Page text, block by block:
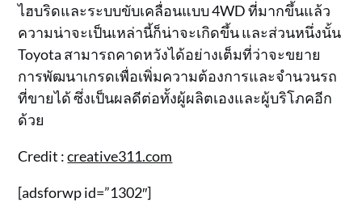
ไฮบริดและระบบขับเคลื่อนแบบ 4WD ที่มากขึ้นแล้ว
ความน่าจะเป็นเหล่านี้ก็น่าจะเกิดขึ้น และส่วนหนึ่งนั้น
Toyota สามารถคาดหวังได้อย่างเต็มที่ว่าจะขยาย
การพัฒนาเกรดเพื่อเพิ่มความต้องการและจำนวนรถ
ที่ขายได้ ซึ่งเป็นผลดีต่อทั้งผู้ผลิตเองและผู้บริโภคอีก
ด้วย
Credit :creative311.com
[adsforwp id=”1302″]